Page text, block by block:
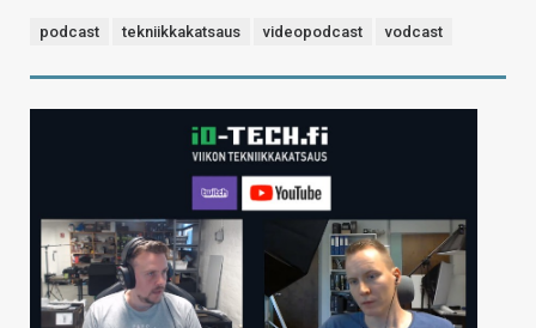
podcast tekniikkakatsaus videopodcast vodcast